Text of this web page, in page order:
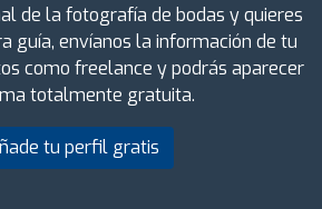
de la fotografía de bodas y quieres
guía, envíanos la información de tu
como freelance y podrás aparecer
totalmente gratuita.
tu perfil gratis